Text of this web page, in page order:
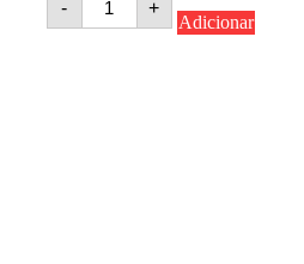
-
Konica
+
Adicionar